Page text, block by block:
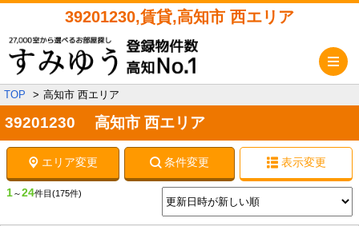
39201230,賃貸,高知市 西エリア
TOP 高知市 西エリア
39201230 高知市 西エリア
エリア変更 条件変更 表示変更
1～24件目 (175件)